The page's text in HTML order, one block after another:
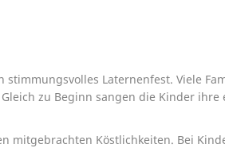
Laternenfest. Viele
zu Beginn sangen die Kinder
mitgebrachten Köstlichkeiten. Bei